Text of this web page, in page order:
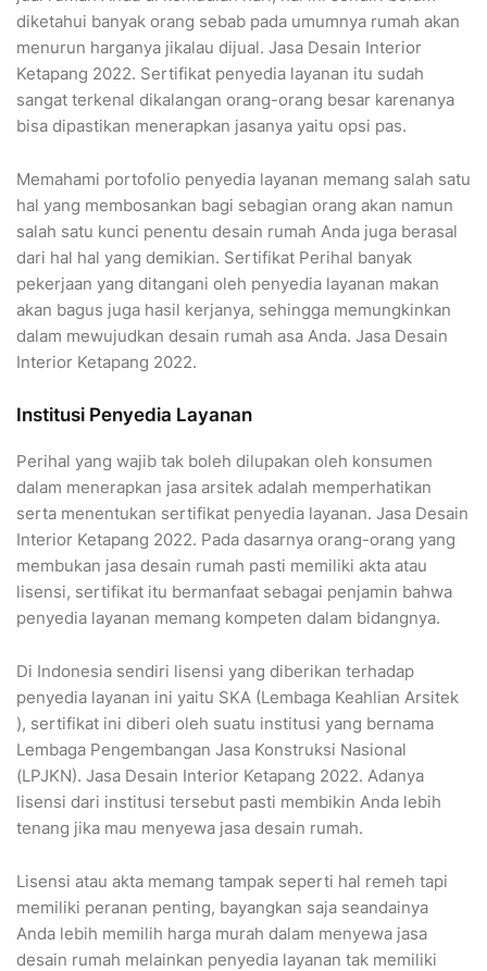
diketahui banyak orang sebab pada umumnya rumah akan
menurun harganya jikalau dijual. Jasa Desain Interior
Ketapang 2022. Sertifikat penyedia layanan itu sudah
sangat terkenal dikalangan orang-orang besar karenanya
bisa dipastikan menerapkan jasanya yaitu opsi pas.
Memahami portofolio penyedia layanan memang salah satu
hal yang membosankan bagi sebagian orang akan namun
salah satu kunci penentu desain rumah Anda juga berasal
dari hal hal yang demikian. Sertifikat Perihal banyak
pekerjaan yang ditangani oleh penyedia layanan makan
akan bagus juga hasil kerjanya, sehingga memungkinkan
dalam mewujudkan desain rumah asa Anda. Jasa Desain
Interior Ketapang 2022.
Institusi Penyedia Layanan
Perihal yang wajib tak boleh dilupakan oleh konsumen
dalam menerapkan jasa arsitek adalah memperhatikan
serta menentukan sertifikat penyedia layanan. Jasa Desain
Interior Ketapang 2022. Pada dasarnya orang-orang yang
membukan jasa desain rumah pasti memiliki akta atau
lisensi, sertifikat itu bermanfaat sebagai penjamin bahwa
penyedia layanan memang kompeten dalam bidangnya.
Di Indonesia sendiri lisensi yang diberikan terhadap
penyedia layanan ini yaitu SKA (Lembaga Keahlian Arsitek
), sertifikat ini diberi oleh suatu institusi yang bernama
Lembaga Pengembangan Jasa Konstruksi Nasional
(LPJKN). Jasa Desain Interior Ketapang 2022. Adanya
lisensi dari institusi tersebut pasti membikin Anda lebih
tenang jika mau menyewa jasa desain rumah.
Lisensi atau akta memang tampak seperti hal remeh tapi
memiliki peranan penting, bayangkan saja seandainya
Anda lebih memilih harga murah dalam menyewa jasa
desain rumah melainkan penyedia layanan tak memiliki